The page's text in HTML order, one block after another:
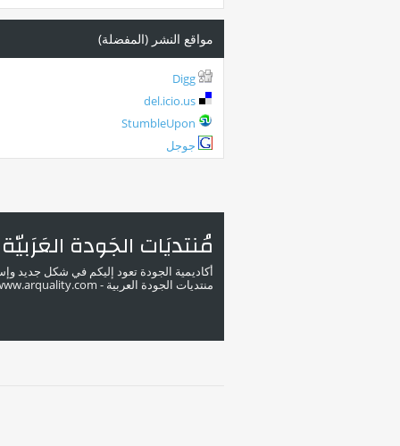
مواقع النشر (المفضلة)
Digg
del.icio.us
StumbleUpon
جوجل
مُنتديَات الجَودة العَرَبيّة
أكاديمية الجودة تعود إليكم في شكل جديد
منتديات الجودة العربية - www.arquality.com - ملتقى خبراء الجودة في الوطن العربي